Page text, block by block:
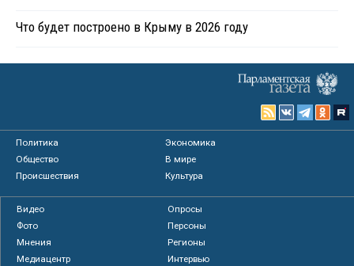
Что будет построено в Крыму в 2026 году
Политика
Экономика
Общество
В мире
Происшествия
Культура
Видео
Опросы
Фото
Персоны
Мнения
Регионы
Медиацентр
Интервью